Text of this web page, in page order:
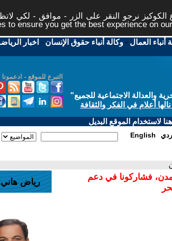
نرجو النقر على الزر - موافق - لكي
to ensure you get the best experience on
أنباء العمال -وكالة أنباء حقوق الإنسان - اخبار
التبرع للموقع - ادعمونا
الاجتماعية للجميع"
أعلام في الفكر والثقافة
لاستخدام الموقع البديل
English
فشاركونا في دعم
رياض هاني